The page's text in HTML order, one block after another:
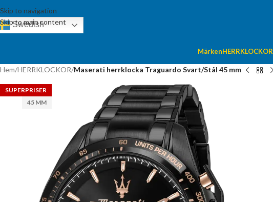
Skip to navigation
Skip to main content
Swedish
MärkenHERRKLOCKOR
Hem/HERRKLOCKOR/Maserati herrklocka Traguardo Svart/Stål 45 mm
SUPERPRISER
45 MM